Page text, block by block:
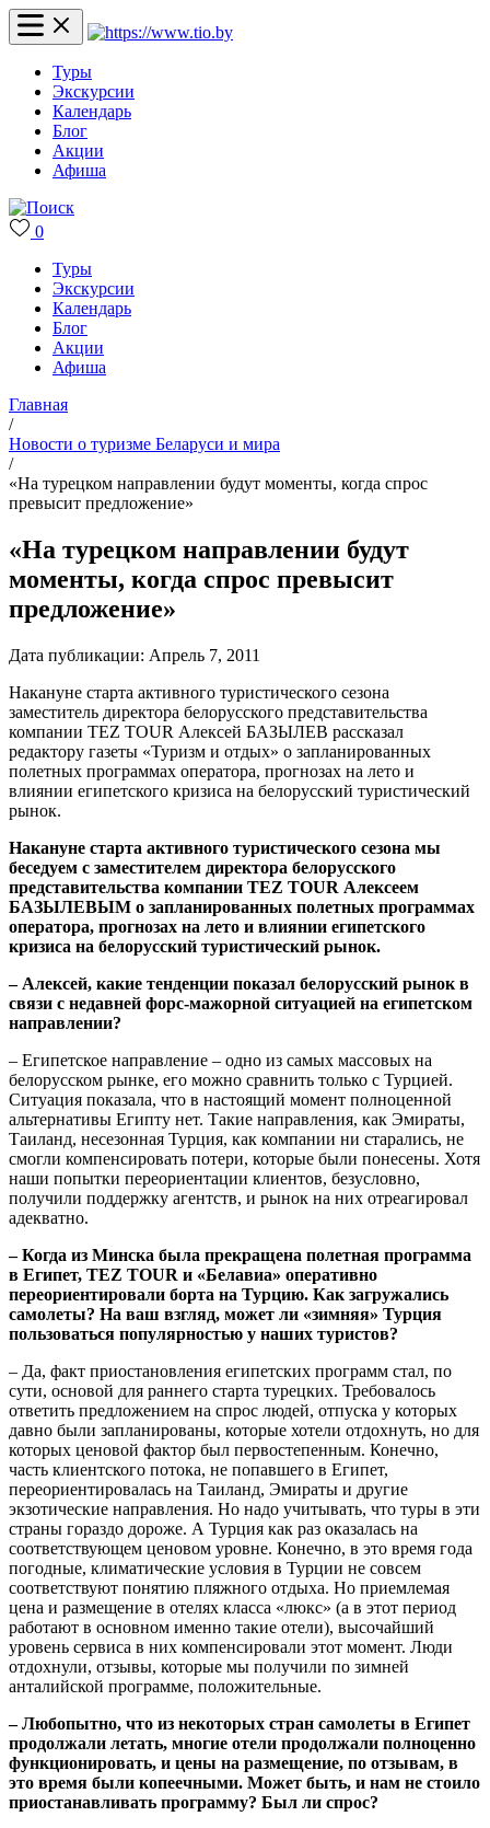
Туры
Экскурсии
Календарь
Блог
Акции
Афиша
0
Туры
Экскурсии
Календарь
Блог
Акции
Афиша
Главная
/
Новости о туризме Беларуси и мира
/
«На турецком направлении будут моменты, когда спрос
превысит предложение»
«На турецком направлении будут
моменты, когда спрос превысит
предложение»
Дата публикации: Апрель 7, 2011
Накануне старта активного туристического сезона
заместитель директора белорусского представительства
компании TEZ TOUR Алексей БАЗЫЛЕВ рассказал
редактору газеты «Туризм и отдых» о запланированных
полетных программах оператора, прогнозах на лето и
влиянии египетского кризиса на белорусский туристический
рынок.
Накануне старта активного туристического сезона мы
беседуем с заместителем директора белорусского
представительства компании TEZ TOUR Алексеем
БАЗЫЛЕВЫМ о запланированных полетных программах
оператора, прогнозах на лето и влиянии египетского
кризиса на белорусский туристический рынок.
– Алексей, какие тенденции показал белорусский рынок в
связи с недавней форс-мажорной ситуацией на египетском
направлении?
– Египетское направление – одно из самых массовых на
белорусском рынке, его можно сравнить только с Турцией.
Ситуация показала, что в настоящий момент полноценной
альтернативы Египту нет. Такие направления, как Эмираты,
Таиланд, несезонная Турция, как компании ни старались, не
смогли компенсировать потери, которые были понесены. Хотя
наши попытки переориентации клиентов, безусловно,
получили поддержку агентств, и рынок на них отреагировал
адекватно.
– Когда из Минска была прекращена полетная программа
в Египет, TEZ TOUR и «Белавиа» оперативно
переориентировали борта на Турцию. Как загружались
самолеты? На ваш взгляд, может ли «зимняя» Турция
пользоваться популярностью у наших туристов?
– Да, факт приостановления египетских программ стал, по
сути, основой для раннего старта турецких. Требовалось
ответить предложением на спрос людей, отпуска у которых
давно были запланированы, которые хотели отдохнуть, но для
которых ценовой фактор был первостепенным. Конечно,
часть клиентского потока, не попавшего в Египет,
переориентировалась на Таиланд, Эмираты и другие
экзотические направления. Но надо учитывать, что туры в эти
страны гораздо дороже. А Турция как раз оказалась на
соответствующем ценовом уровне. Конечно, в это время года
погодные, климатические условия в Турции не совсем
соответствуют понятию пляжного отдыха. Но приемлемая
цена и размещение в отелях класса «люкс» (а в этот период
работают в основном именно такие отели), высочайший
уровень сервиса в них компенсировали этот момент. Люди
отдохнули, отзывы, которые мы получили по зимней
анталийской программе, положительные.
– Любопытно, что из некоторых стран самолеты в Египет
продолжали летать, многие отели продолжали полноценно
функционировать, и цены на размещение, по отзывам, в
это время были копеечными. Может быть, и нам не стоило
приостанавливать программу? Был ли спрос?